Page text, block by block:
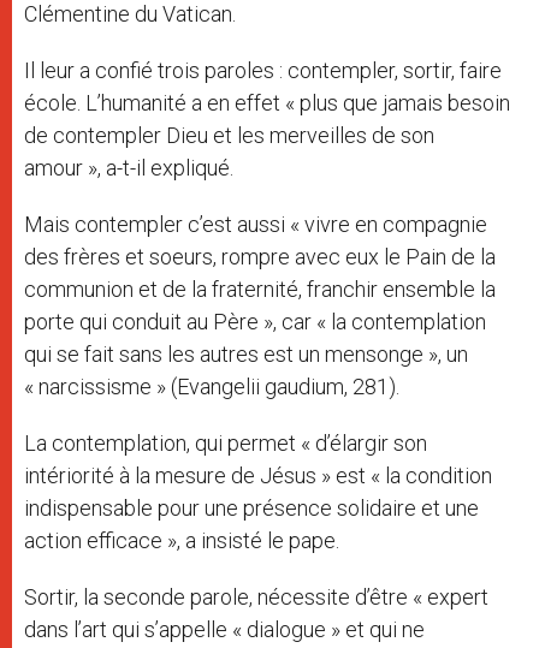
Clémentine du Vatican.
Il leur a confié trois paroles : contempler, sortir, faire
école. L’humanité a en effet « plus que jamais besoin
de contempler Dieu et les merveilles de son
amour », a-t-il expliqué.
Mais contempler c’est aussi « vivre en compagnie
des frères et soeurs, rompre avec eux le Pain de la
communion et de la fraternité, franchir ensemble la
porte qui conduit au Père », car « la contemplation
qui se fait sans les autres est un mensonge », un
« narcissisme » (Evangelii gaudium, 281).
La contemplation, qui permet « d’élargir son
intériorité à la mesure de Jésus » est « la condition
indispensable pour une présence solidaire et une
action efficace », a insisté le pape.
Sortir, la seconde parole, nécessite d’être « expert
dans l’art qui s’appelle « dialogue » et qui ne